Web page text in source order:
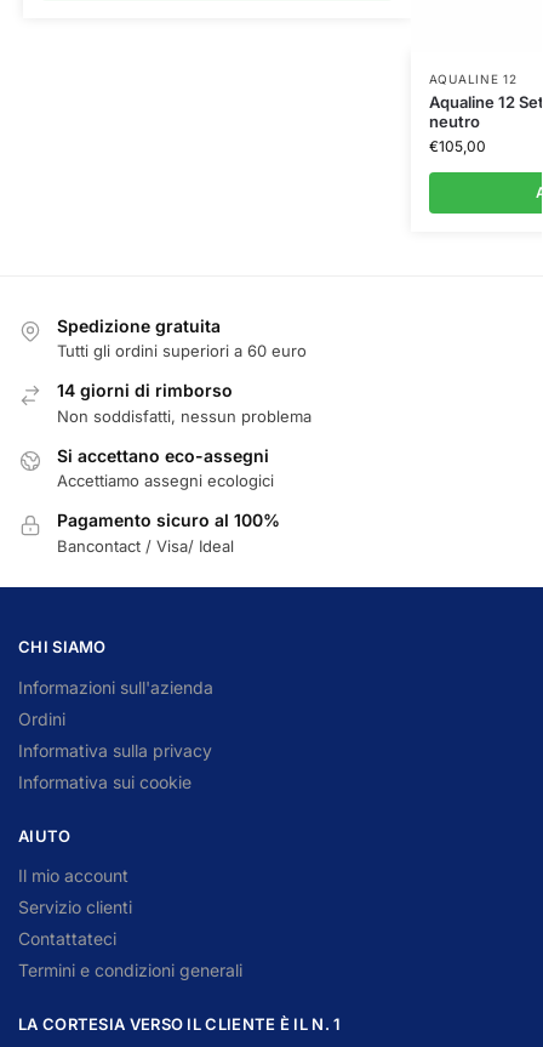
AQUALINE 12
Aqualine 12
neutro
€105,00
Spedizione gratuita
Tutti gli ordini superiori a 60 euro
14 giorni di rimborso
Non soddisfatti, nessun problema
Si accettano eco-assegni
Accettiamo assegni ecologici
Pagamento sicuro al 100%
Bancontact / Visa/ Ideal
CHI SIAMO
Informazioni sull'azienda
Ordini
Informativa sulla privacy
Informativa sui cookie
AIUTO
Il mio account
Servizio clienti
Contattateci
Termini e condizioni generali
LA CORTESIA VERSO IL CLIENTE È IL N. 1